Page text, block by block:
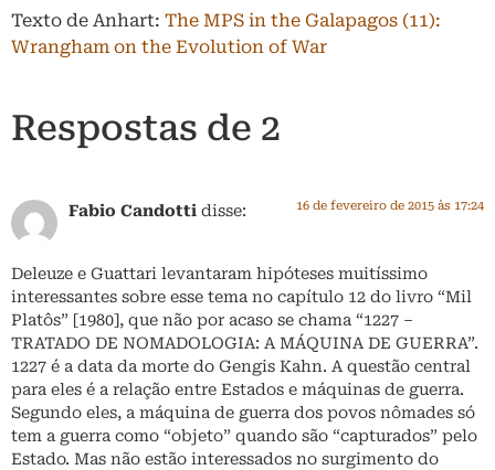
Texto de Anhart: The MPS in the Galapagos (11):
Wrangham on the Evolution of War
Respostas de 2
Fabio Candotti disse: 16 de fevereiro de 2015 às 17:24
Deleuze e Guattari levantaram hipóteses muitíssimo
interessantes sobre esse tema no capítulo 12 do livro “Mil
Platôs” [1980], que não por acaso se chama “1227 –
TRATADO DE NOMADOLOGIA: A MÁQUINA DE GUERRA”.
1227 é a data da morte do Gengis Kahn. A questão central
para eles é a relação entre Estados e máquinas de guerra.
Segundo eles, a máquina de guerra dos povos nômades só
tem a guerra como “objeto” quando são “capturados” pelo
Estado. Mas não estão interessados no surgimento do